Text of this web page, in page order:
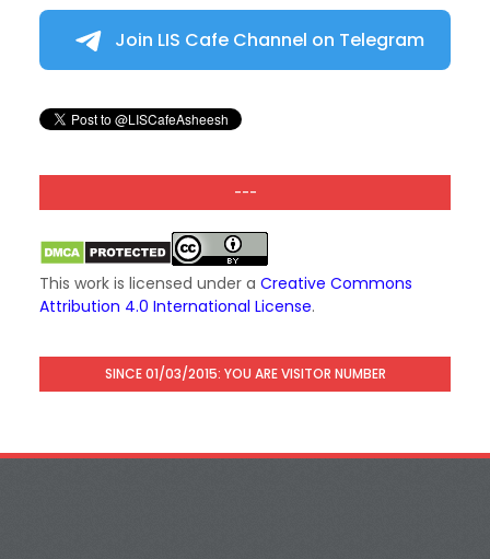
Join LIS Cafe Channel on Telegram
---
This work is licensed under a Creative Commons
Attribution 4.0 International License.
SINCE 01/03/2015: YOU ARE VISITOR NUMBER